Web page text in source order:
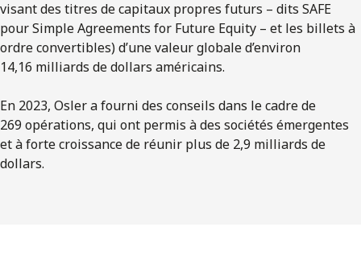
visant des titres de capitaux propres futurs – dits SAFE
pour Simple Agreements for Future Equity – et les billets à
ordre convertibles) d’une valeur globale d’environ
14,16 milliards de dollars américains.
En 2023, Osler a fourni des conseils dans le cadre de
269 opérations, qui ont permis à des sociétés émergentes
et à forte croissance de réunir plus de 2,9 milliards de
dollars.